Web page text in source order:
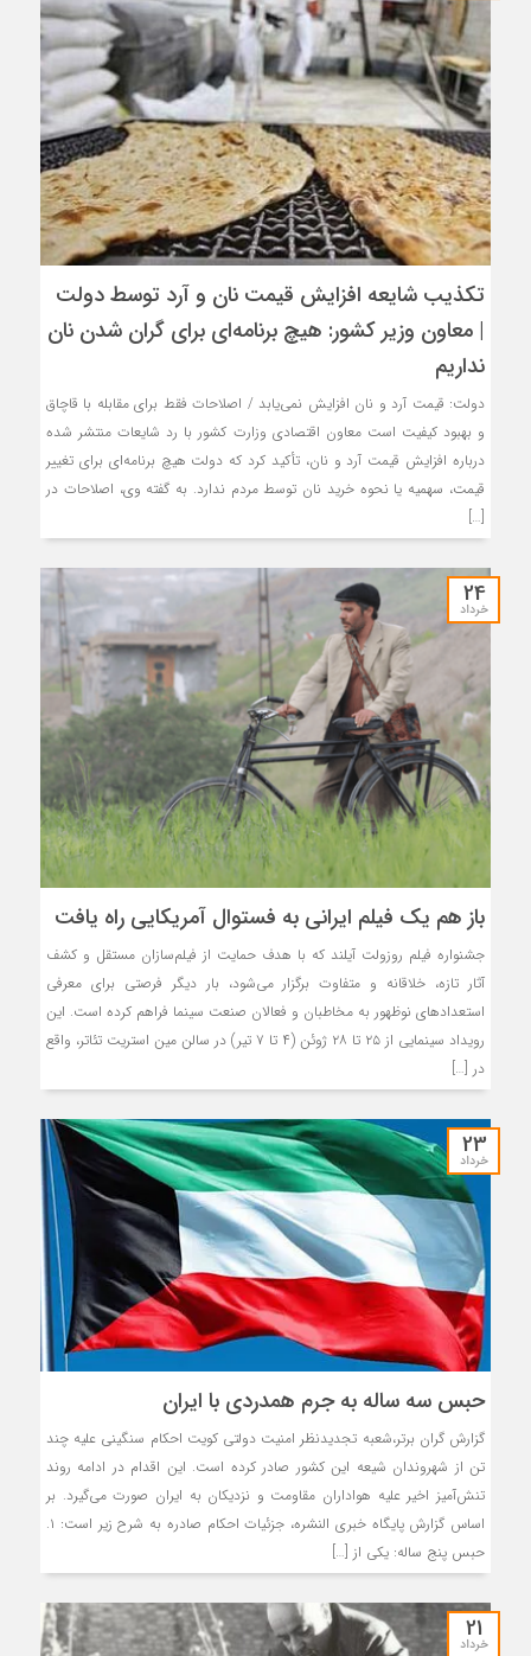
تکذیب شایعه افزایش قیمت نان و آرد توسط دولت
| معاون وزیر کشور: هیچ برنامه‌ای برای گران شدن نان
نداریم
دولت: قیمت آرد و نان افزایش نمی‌یابد / اصلاحات فقط برای مقابله با قاچاق
و بهبود کیفیت است معاون اقتصادی وزارت کشور با رد شایعات منتشر شده
درباره افزایش قیمت آرد و نان، تأکید کرد که دولت هیچ برنامه‌ای برای تغییر
قیمت، سهمیه یا نحوه خرید نان توسط مردم ندارد. به گفته وی، اصلاحات در
[…]
24
خرداد
باز هم یک فیلم ایرانی به فستوال آمریکایی راه یافت
جشنواره فیلم روزولت آیلند که با هدف حمایت از فیلم‌سازان مستقل و کشف
آثار تازه، خلاقانه و متفاوت برگزار می‌شود، بار دیگر فرصتی برای معرفی
استعدادهای نوظهور به مخاطبان و فعالان صنعت سینما فراهم کرده است. این
رویداد سینمایی از ۲۵ تا ۲۸ ژوئن (۴ تا ۷ تیر) در سالن مین استریت تئاتر، واقع
در […]
23
خرداد
حبس سه ساله به جرم همدردی با ایران
گزارش گران برتر،شعبه تجدیدنظر امنیت دولتی کویت احکام سنگینی علیه چند
تن از شهروندان شیعه این کشور صادر کرده است. این اقدام در ادامه روند
تنش‌آمیز اخیر علیه هواداران مقاومت و نزدیکان به ایران صورت می‌گیرد. بر
اساس گزارش پایگاه خبری النشره، جزئیات احکام صادره به شرح زیر است: ۱.
حبس پنج ساله: یکی از […]
21
خرداد